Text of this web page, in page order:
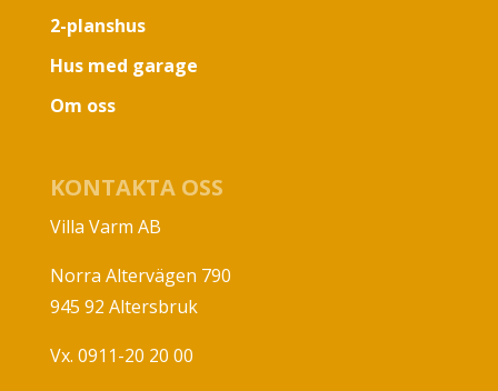
2-planshus
Hus med garage
Om oss
KONTAKTA OSS
Villa Varm AB
Norra Altervägen 790
945 92 Altersbruk
Vx. 0911-20 20 00